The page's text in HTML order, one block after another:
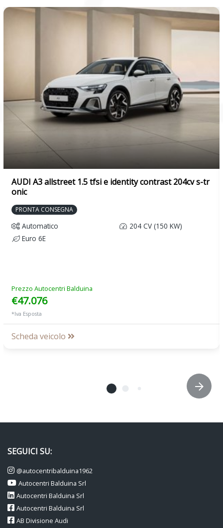
AUDI A3 allstreet 1.5 tfsi e identity contrast 204cv s-tr
onic
PRONTA CONSEGNA
Automatico
204 CV (150 KW)
Euro 6E
Prezzo Autocentri Balduina
€47.076
*Iva Esposta
Scheda veicolo
SEGUICI SU:
@autocentribalduina1962
Autocentri Balduina Srl
Autocentri Balduina Srl
Autocentri Balduina Srl
AB Divisione Audi